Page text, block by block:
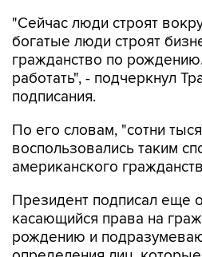
"Сейчас люди строят
богатые люди строят
гражданство по
работать", - подчеркнул
подписания.
По его словам, "сотни
воспользовались таким
американского
Президент подписал еще
касающийся права на
рождению и